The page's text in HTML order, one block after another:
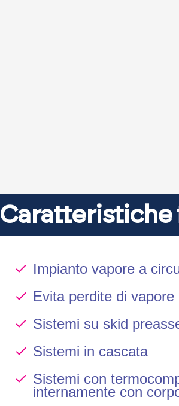
Caratteristiche
Impianto vapore a
Evita perdite di vapore
Sistemi su skid
Sistemi in cascata
Sistemi con
internamente con